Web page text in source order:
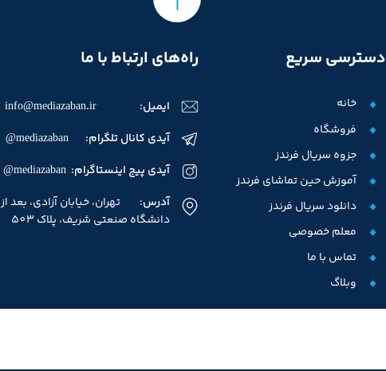
خانه
فروشگاه
جزوه سریال فرندز
آموزش حین تماشای فرندز
دانلود سریال فرندز
معلم خصوصی
تماس با ما
وبلاگ
دسترسی سریع راه‌های ارتباط با ما
ایمیل: info@mediazaban.ir
آدرس: تهران، خیابان آزادی، بعد از
دانشگاه صنعتی شریف، پلاک 503
آیدی کانال تلگرام: mediazaban@
آیدی پیج اینستاگرام: mediazaban@